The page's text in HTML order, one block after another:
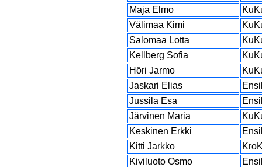
Maja Elmo
Välimaa Kimi
Salomaa Lotta
Kellberg Sofia
Höri Jarmo
Jaskari Elias
Jussila Esa
Järvinen Maria
Keskinen Erkki
Kitti Jarkko
Kiviluoto Osmo